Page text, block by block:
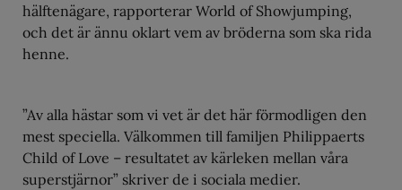
hälftenägare, rapporterar World of Showjumping,
och det är ännu oklart vem av bröderna som ska rida
henne.
”Av alla hästar som vi vet är det här förmodligen den
mest speciella. Välkommen till familjen Philippaerts
Child of Love – resultatet av kärleken mellan våra
superstjärnor” skriver de i sociala medier.